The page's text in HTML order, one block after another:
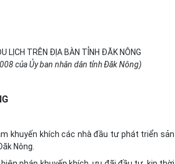
LỊCH TRÊN ĐỊA BÀN TỈNH ĐĂK NÔNG
của Ủy ban nhân dân tỉnh Đăk Nông)
khuyến khích các nhà đầu tư phát triển sản
Nông.